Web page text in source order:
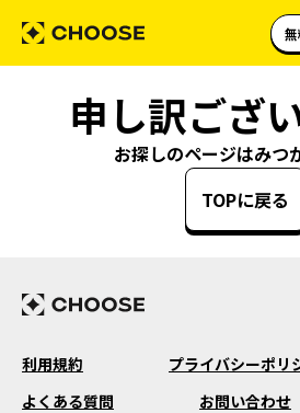
申し訳ござ
お探しのページはみつ
TOPに戻る
利用規約 プライバシーポリ
よくある質問
お問い合わせ